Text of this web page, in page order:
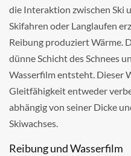
die Interaktion zwischen Ski
Skifahren oder Langlaufen
Reibung produziert Wärme.
dünne Schicht des Schnees
Wasserfilm entsteht. Dieser
Gleitfähigkeit entweder
abhängig von seiner Dicke
Skiwachses.
Reibung und Wasserfilm